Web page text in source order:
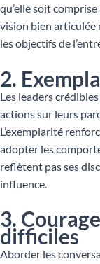
qu’elle soit
vision bien articulée
les objectifs de
2.
Les leaders
actions sur leurs
L’exemplarité
adopter les
reflètent pas ses
influence.
3.
difficiles
Aborder les